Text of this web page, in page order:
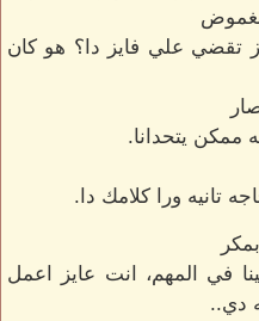
تقضي علي فايز دا؟ هو كان
ممكن يتحدانا.
تانيه ورا كلامك دا.
في المهم، انت عايز اعمل
دي..